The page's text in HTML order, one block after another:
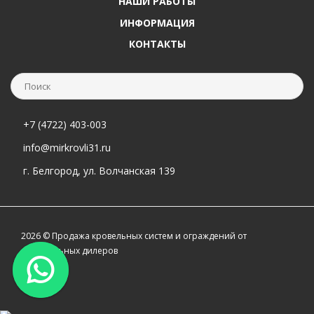
ИНФОРМАЦИЯ
КОНТАКТЫ
+7 (4722) 403-003
info@mirkrovli31.ru
г. Белгород, ул. Волчанская 139
2026 © Продажа кровельных систем и ограждений от
официальных дилеров